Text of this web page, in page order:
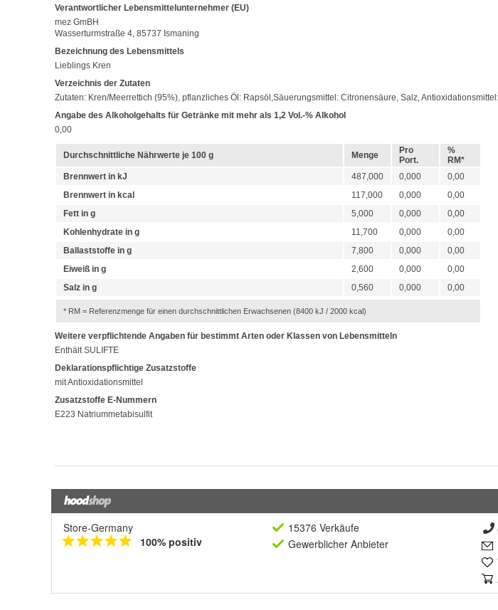
Store-Germany
100% positiv
15376 Verkäufe
Gewerblicher Anbieter